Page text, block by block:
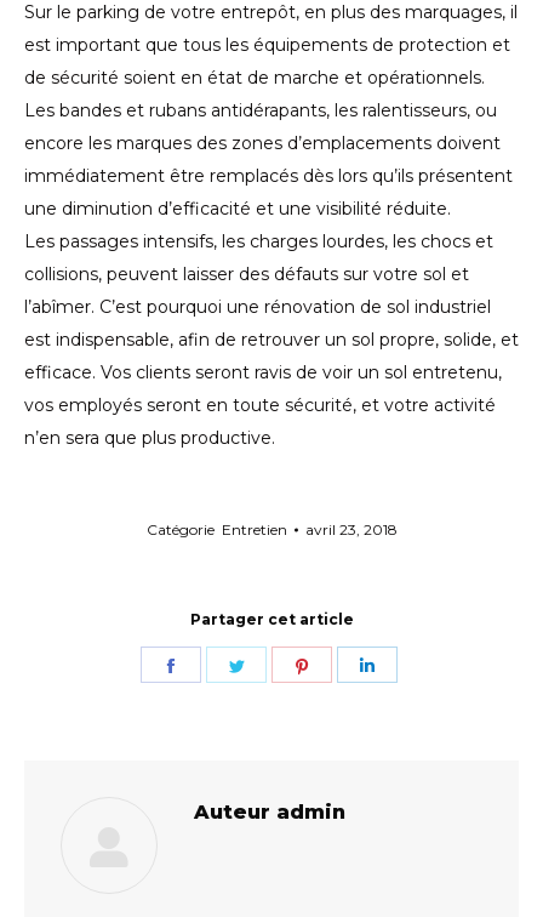
Sur le parking de votre entrepôt, en plus des marquages, il
est important que tous les équipements de protection et
de sécurité soient en état de marche et opérationnels.
Les bandes et rubans antidérapants, les ralentisseurs, ou
encore les marques des zones d’emplacements doivent
immédiatement être remplacés dès lors qu’ils présentent
une diminution d’efficacité et une visibilité réduite.
Les passages intensifs, les charges lourdes, les chocs et
collisions, peuvent laisser des défauts sur votre sol et
l’abîmer. C’est pourquoi une rénovation de sol industriel
est indispensable, afin de retrouver un sol propre, solide, et
efficace. Vos clients seront ravis de voir un sol entretenu,
vos employés seront en toute sécurité, et votre activité
n’en sera que plus productive.
Catégorie Entretien avril 23, 2018
Partager cet article
Share
Share
Share
Auteur admin